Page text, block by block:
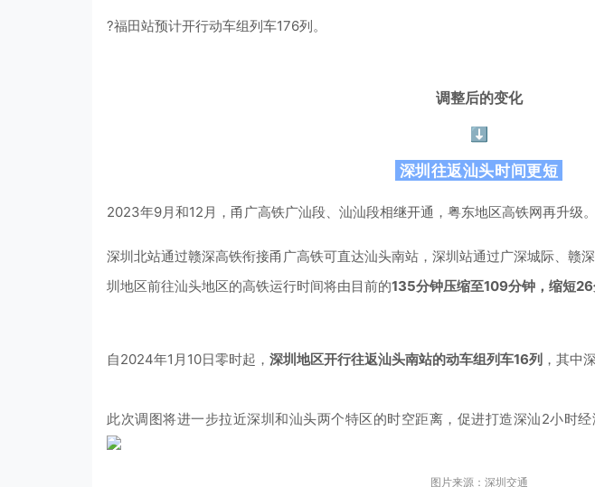
?福田站预计开行动车组列车176列。
调整后的变化
⬇️
深圳往返汕头时间更短
2023年9月和12月，甬广高铁广汕段、汕汕段相继开通，粤东地区高铁网再升级。
深圳北站通过赣深高铁衔接甬广高铁可直达汕头南站，深圳站通过广深城际、赣
圳地区前往汕头地区的高铁运行时间将由目前的135分钟压缩至109分钟，缩短
自2024年1月10日零时起， 深圳地区开行往返汕头南站的动车组列车16列 ，其中
此次调图将进一步拉近深圳和汕头两个特区的时空距离，促进打造深汕2小时经
图片来源：深圳交通